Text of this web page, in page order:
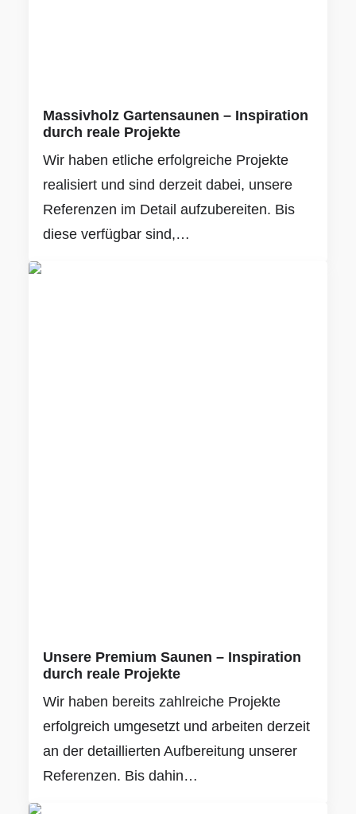
Massivholz Gartensaunen – Inspiration
durch reale Projekte
Wir haben etliche erfolgreiche Projekte
realisiert und sind derzeit dabei, unsere
Referenzen im Detail aufzubereiten. Bis
diese verfügbar sind,…
Unsere Premium Saunen – Inspiration
durch reale Projekte
Wir haben bereits zahlreiche Projekte
erfolgreich umgesetzt und arbeiten derzeit
an der detaillierten Aufbereitung unserer
Referenzen. Bis dahin…